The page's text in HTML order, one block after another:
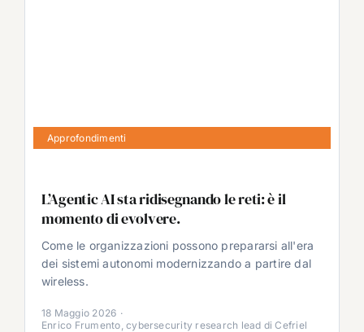
Approfondimenti
L’Agentic AI sta ridisegnando le reti: è il
momento di evolvere.
Come le organizzazioni possono prepararsi all'era
dei sistemi autonomi modernizzando a partire dal
wireless.
18 Maggio 2026 ·
Enrico Frumento, cybersecurity research lead di Cefriel